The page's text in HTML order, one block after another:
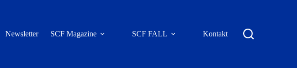
Newsletter SCF Magazine SCF FALL Kontakt